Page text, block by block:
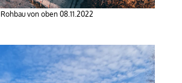
Rohbau von oben 08.11.2022